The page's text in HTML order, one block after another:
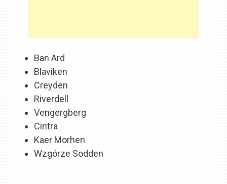
Ban Ard
Blaviken
Creyden
Riverdell
Vengergberg
Cintra
Kaer Morhen
Wzgórze Sodden